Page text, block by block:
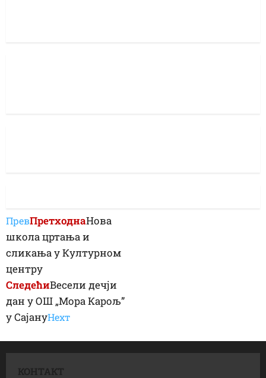
ПревПретходнаНова
школа цртања и
сликања у Културном
центру
СледећиВесели дечји
дан у ОШ „Мора Карољ”
у СајануНеxт
КОНТАКТ